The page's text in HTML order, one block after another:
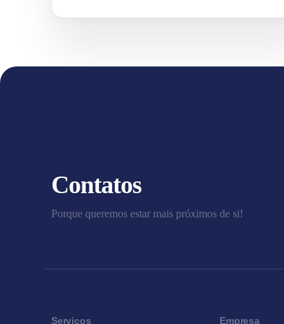
Contatos
Porque queremos estar mais próximos de si!
Serviços Empresa